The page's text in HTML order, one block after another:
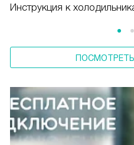
Инструкция к